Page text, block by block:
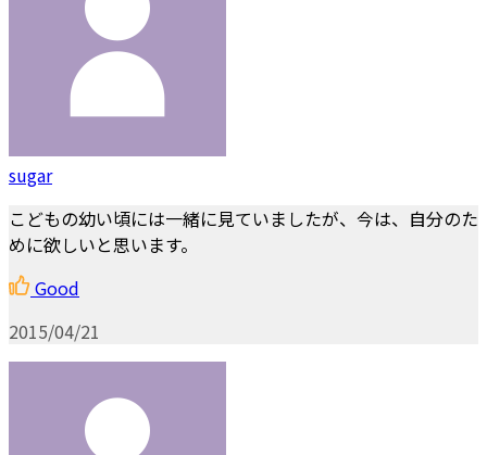
sugar
こどもの幼い頃には一緒に見ていましたが、今は、自分のた
めに欲しいと思います。
Good
2015/04/21